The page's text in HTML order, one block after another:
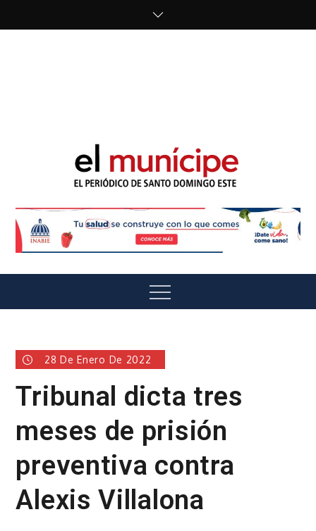
El Munícipe
Menu
28 De Enero De 2022
Tribunal dicta tres
meses de prisión
preventiva contra
Alexis Villalona